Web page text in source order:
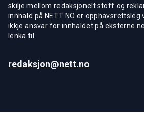
skilje mellom redaksjonelt stoff og
innhald på NETT NO er opphavsrettsleg
ikkje ansvar for innhaldet på eksterne
lenka til.
redaksjon@nett.no